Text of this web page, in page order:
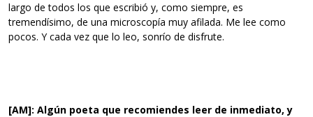
largo de todos los que escribió y, como siempre, es
tremendísimo, de una microscopía muy afilada. Me lee como
pocos. Y cada vez que lo leo, sonrío de disfrute.
[AM]: Algún poeta que recomiendes leer de inmediato, y